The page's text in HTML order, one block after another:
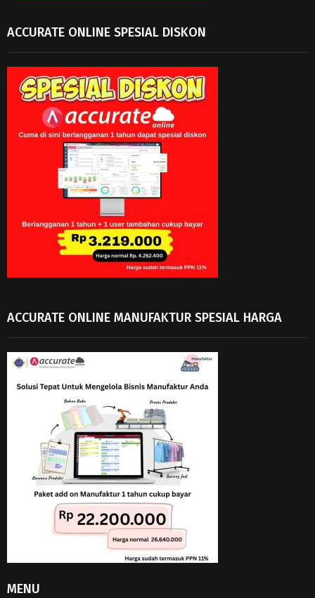
ACCURATE ONLINE SPESIAL DISKON
ACCURATE ONLINE MANUFAKTUR SPESIAL HARGA
MENU